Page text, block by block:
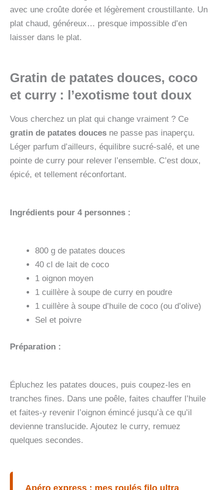
avec une croûte dorée et légèrement croustillante. Un
plat chaud, généreux… presque impossible d’en
laisser dans le plat.
Gratin de patates douces, coco
et curry : l’exotisme tout doux
Vous cherchez un plat qui change vraiment ? Ce
gratin de patates douces ne passe pas inaperçu.
Léger parfum d’ailleurs, équilibre sucré-salé, et une
pointe de curry pour relever l’ensemble. C’est doux,
épicé, et tellement réconfortant.
Ingrédients pour 4 personnes :
800 g de patates douces
40 cl de lait de coco
1 oignon moyen
1 cuillère à soupe de curry en poudre
1 cuillère à soupe d’huile de coco (ou d’olive)
Sel et poivre
Préparation :
Épluchez les patates douces, puis coupez-les en
tranches fines. Dans une poêle, faites chauffer l’huile
et faites-y revenir l’oignon émincé jusqu’à ce qu’il
devienne translucide. Ajoutez le curry, remuez
quelques secondes.